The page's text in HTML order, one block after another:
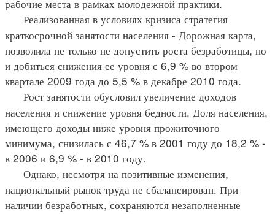
рабочие места в рамках молодежной практики.
Реализованная в условиях кризиса стратегия
краткосрочной занятости населения - Дорожная карта,
позволила не только не допустить роста безработицы, но
и добиться снижения ее уровня с 6,9 % во втором
квартале 2009 года до 5,5 % в декабре 2010 года.
Рост занятости обусловил увеличение доходов
населения и снижение уровня бедности. Доля населения,
имеющего доходы ниже уровня прожиточного
минимума, снизилась с 46,7 % в 2001 году до 18,2 % -
в 2006 и 6,9 % - в 2010 году.
Однако, несмотря на позитивные изменения,
национальный рынок труда не сбалансирован. При
наличии безработных, сохраняются незаполненные